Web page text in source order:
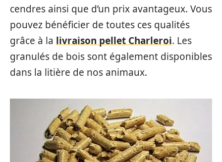
cendres ainsi que d’un prix avantageux. Vous
pouvez bénéficier de toutes ces qualités
grâce à la livraison pellet Charleroi. Les
granulés de bois sont également disponibles
dans la litière de nos animaux.